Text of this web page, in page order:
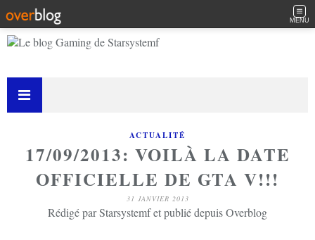
MENU
ACTUALITÉ
17/09/2013: VOILÀ LA DATE
OFFICIELLE DE GTA V!!!
31 JANVIER 2013
Rédigé par Starsystemf et publié depuis Overblog